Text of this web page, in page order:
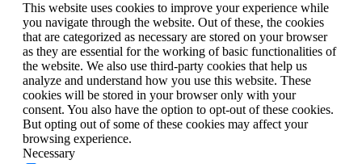
This website uses cookies to improve your experience while
you navigate through the website. Out of these, the cookies
that are categorized as necessary are stored on your browser
as they are essential for the working of basic functionalities of
the website. We also use third-party cookies that help us
analyze and understand how you use this website. These
cookies will be stored in your browser only with your
consent. You also have the option to opt-out of these cookies.
But opting out of some of these cookies may affect your
browsing experience.
Necessary